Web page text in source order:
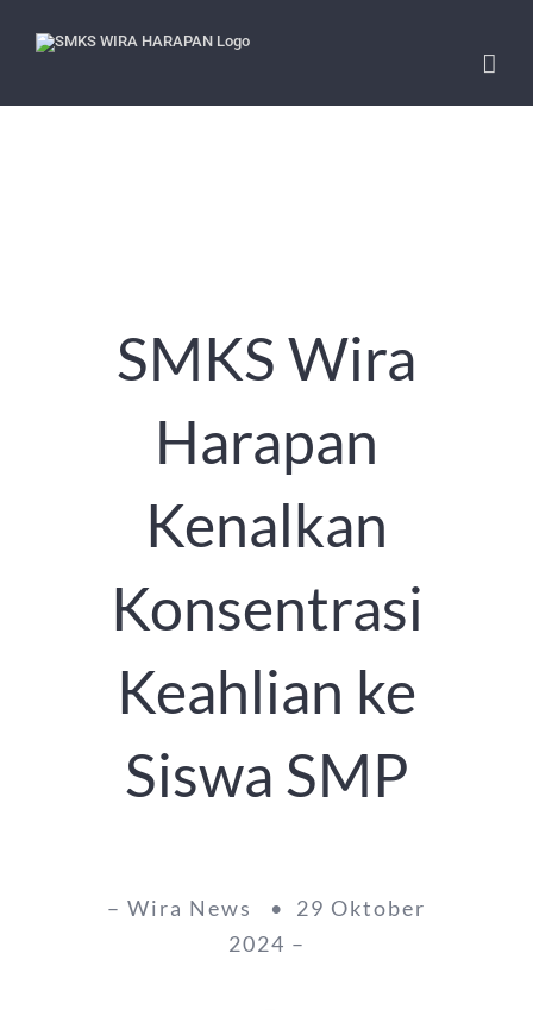
SMKS Wira
Harapan
Kenalkan
Konsentrasi
Keahlian ke
Siswa SMP
– Wira News • 29 Oktober
2024 –